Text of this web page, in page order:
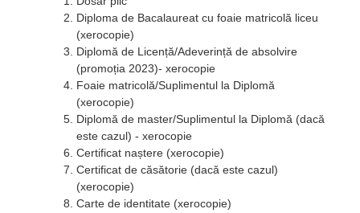
Diploma de Bacalaureat cu foaie matricolă liceu
(xerocopie)
Diplomă de Licență/Adeverință de absolvire
(promoția 2023)- xerocopie
Foaie matricolă/Suplimentul la Diplomă
(xerocopie)
Diplomă de master/Suplimentul la Diplomă (dacă
este cazul) - xerocopie
Certificat naștere (xerocopie)
Certificat de căsătorie (dacă este cazul)
(xerocopie)
Carte de identitate (xerocopie)